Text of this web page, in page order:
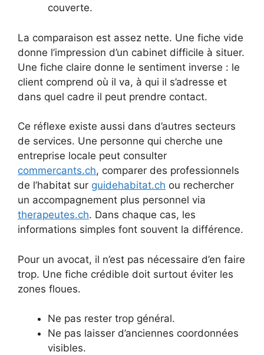
couverte.
La comparaison est assez nette. Une fiche vide
donne l’impression d’un cabinet difficile à situer.
Une fiche claire donne le sentiment inverse : le
client comprend où il va, à qui il s’adresse et
dans quel cadre il peut prendre contact.
Ce réflexe existe aussi dans d’autres secteurs
de services. Une personne qui cherche une
entreprise locale peut consulter
commercants.ch, comparer des professionnels
de l’habitat sur guidehabitat.ch ou rechercher
un accompagnement plus personnel via
therapeutes.ch. Dans chaque cas, les
informations simples font souvent la différence.
Pour un avocat, il n’est pas nécessaire d’en faire
trop. Une fiche crédible doit surtout éviter les
zones floues.
Ne pas rester trop général.
Ne pas laisser d’anciennes coordonnées
visibles.